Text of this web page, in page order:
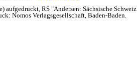
RS "Andersen: Sächsische
Nomos Verlagsgesellschaft, Baden-Baden.